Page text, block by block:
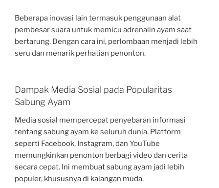
Beberapa inovasi lain termasuk penggunaan alat
pembesar suara untuk memicu adrenalin ayam saat
bertarung. Dengan cara ini, perlombaan menjadi lebih
seru dan menarik perhatian penonton.
Dampak Media Sosial pada Popularitas
Sabung Ayam
Media sosial mempercepat penyebaran informasi
tentang sabung ayam ke seluruh dunia. Platform
seperti Facebook, Instagram, dan YouTube
memungkinkan penonton berbagi video dan cerita
secara cepat. Ini membuat sabung ayam jadi lebih
populer, khususnya di kalangan muda.